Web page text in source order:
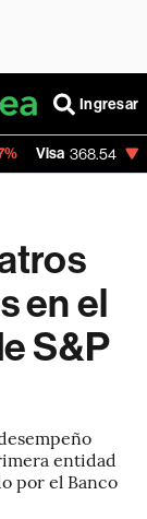
Ingresar
-0.28%
en el
S&P
entidad
por el Banco